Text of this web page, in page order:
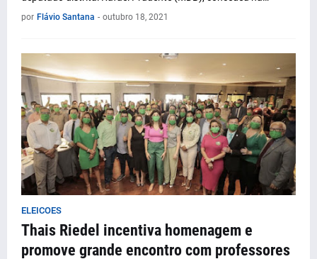
por Flávio Santana - outubro 18, 2021
ELEICOES
Thais Riedel incentiva homenagem e
promove grande encontro com professores